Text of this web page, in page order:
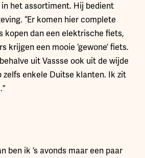
in het assortiment. Hij bedient
“Er komen hier complete
kopen dan een elektrische fiets,
krijgen een mooie ‘gewone’ fiets.
uit Vassse ook uit de wijde
zelfs enkele Duitse klanten. Ik zit
ben ik ’s avonds maar een paar